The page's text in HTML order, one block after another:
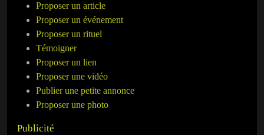
Proposer un article
Proposer un événement
Proposer un rituel
Témoigner
Proposer un lien
Proposer une vidéo
Publier une petite annonce
Proposer une photo
Publicité